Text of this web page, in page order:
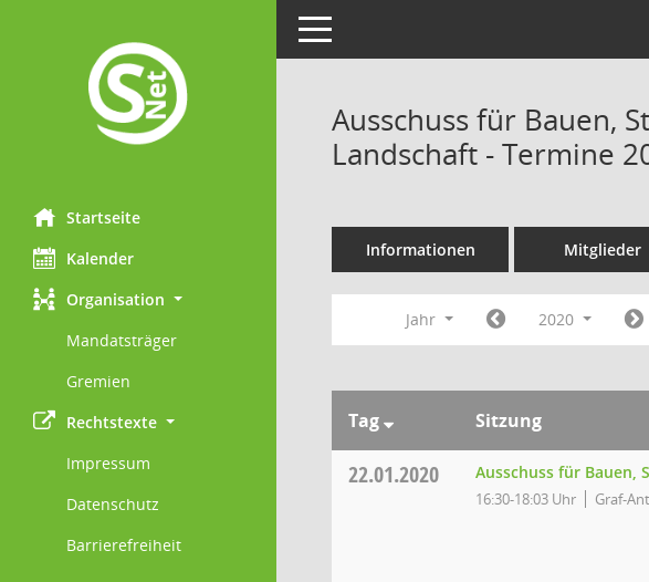
Startseite
Kalender
Organisation
Mandatsträger
Gremien
Rechtstexte
Impressum
Datenschutz
Barrierefreiheit
Toggle navigation
Ausschuss für Bauen,
Landschaft - Termine
Informationen Mitglieder
Jahr 2020
Tag Sitzung
22.01.2020 Ausschuss für
16:30-18:03 Uhr Graf-